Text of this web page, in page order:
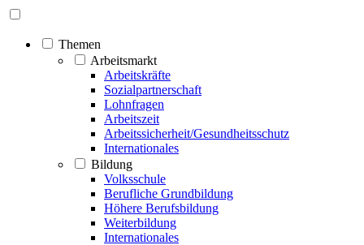
Themen
Arbeitsmarkt
Arbeitskräfte
Sozialpartnerschaft
Lohnfragen
Arbeitszeit
Arbeitssicherheit/Gesundheitsschutz
Internationales
Bildung
Volksschule
Berufliche Grundbildung
Höhere Berufsbildung
Weiterbildung
Internationales